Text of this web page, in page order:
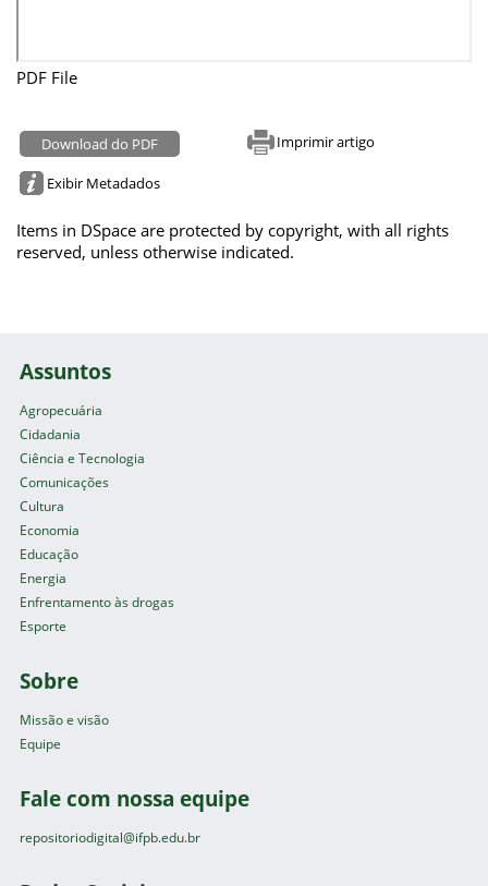
PDF File
Download do PDF Imprimir artigo
Exibir Metadados
Items in DSpace are protected by copyright, with all rights
reserved, unless otherwise indicated.
Assuntos
Agropecuária
Cidadania
Ciência e Tecnologia
Comunicações
Cultura
Economia
Educação
Energia
Enfrentamento às drogas
Esporte
Sobre
Missão e visão
Equipe
Fale com nossa equipe
repositoriodigital@ifpb.edu.br